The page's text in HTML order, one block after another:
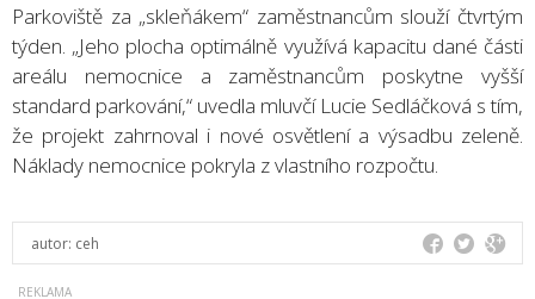
Parkoviště za „skleňákem“ zaměstnancům slouží čtvrtým
týden. „Jeho plocha optimálně využívá kapacitu dané části
areálu nemocnice a zaměstnancům poskytne vyšší
standard parkování,“ uvedla mluvčí Lucie Sedláčková s tím,
že projekt zahrnoval i nové osvětlení a výsadbu zeleně.
Náklady nemocnice pokryla z vlastního rozpočtu.
autor: ceh